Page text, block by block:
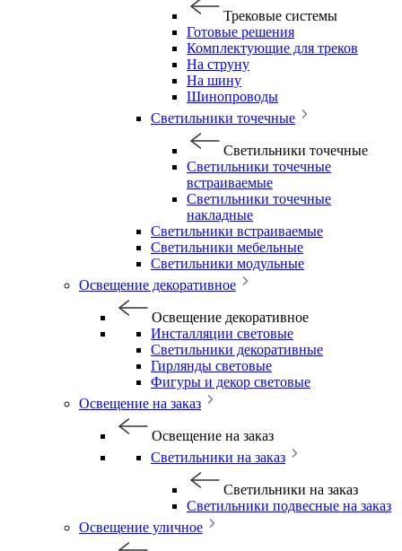
Трековые системы
Готовые решения
Комплектующие для треков
На струну
На шину
Шинопроводы
Светильники точечные
Светильники точечные
Светильники точечные
встраиваемые
Светильники точечные
накладные
Светильники встраиваемые
Светильники мебельные
Светильники модульные
Освещение декоративное
Освещение декоративное
Инсталляции световые
Светильники декоративные
Гирлянды световые
Фигуры и декор световые
Освещение на заказ
Освещение на заказ
Светильники на заказ
Светильники на заказ
Светильники подвесные на заказ
Освещение уличное